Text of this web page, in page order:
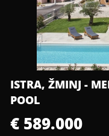
ISTRA, ŽMINJ -
POOL
€ 589.000